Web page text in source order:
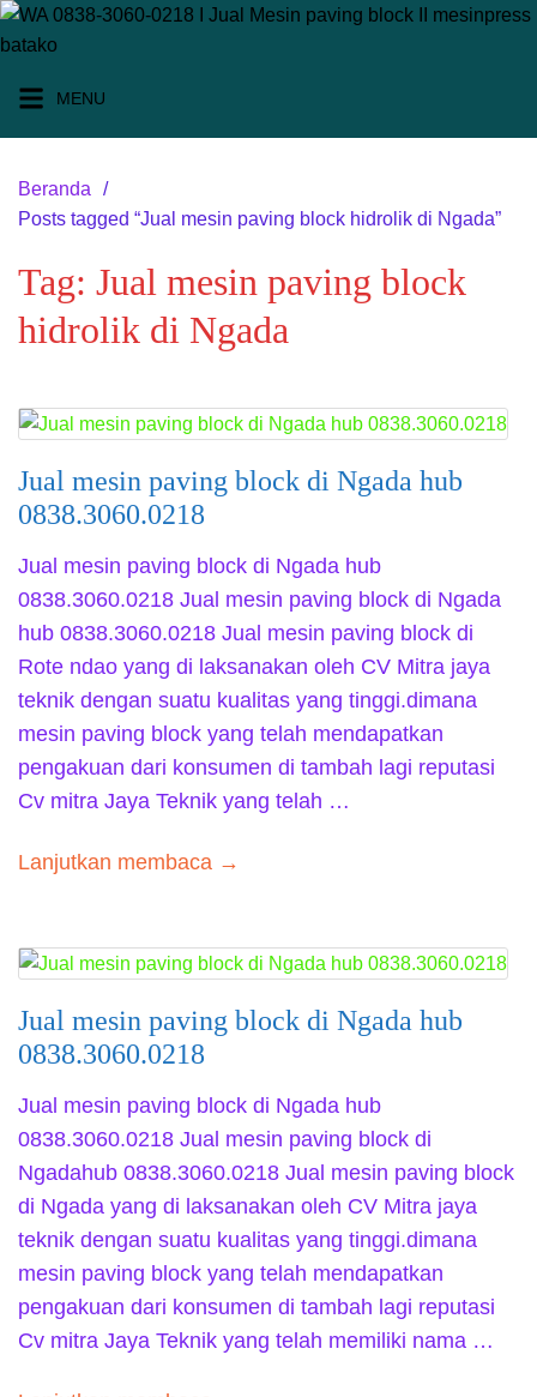
L
a
s
MENU
Beranda
Posts tagged “Jual mesin paving block hidrolik di Ngada”
Tag: Jual mesin paving block
hidrolik di Ngada
Jual mesin paving block di Ngada hub
0838.3060.0218
Jual mesin paving block di Ngada hub
0838.3060.0218 Jual mesin paving block di Ngada
hub 0838.3060.0218 Jual mesin paving block di
Rote ndao yang di laksanakan oleh CV Mitra jaya
teknik dengan suatu kualitas yang tinggi.dimana
mesin paving block yang telah mendapatkan
pengakuan dari konsumen di tambah lagi reputasi
Cv mitra Jaya Teknik yang telah …
Lanjutkan membaca →
Jual mesin paving block di Ngada hub
0838.3060.0218
Jual mesin paving block di Ngada hub
0838.3060.0218 Jual mesin paving block di
Ngadahub 0838.3060.0218 Jual mesin paving block
di Ngada yang di laksanakan oleh CV Mitra jaya
teknik dengan suatu kualitas yang tinggi.dimana
mesin paving block yang telah mendapatkan
pengakuan dari konsumen di tambah lagi reputasi
Cv mitra Jaya Teknik yang telah memiliki nama …